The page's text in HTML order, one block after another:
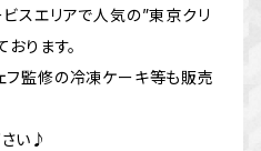
スエリアで人気の”東京クリ
ります。
フ監修の冷凍ケーキ等も販売
い♪